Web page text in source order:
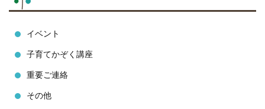
イベント
子育てかぞく講座
重要ご連絡
その他